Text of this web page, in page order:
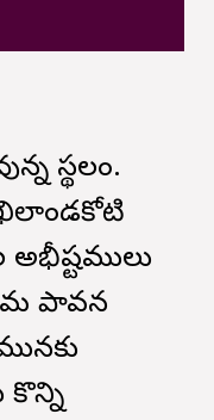
స్థలం.
అభీష్టములు
పావన
కొన్ని